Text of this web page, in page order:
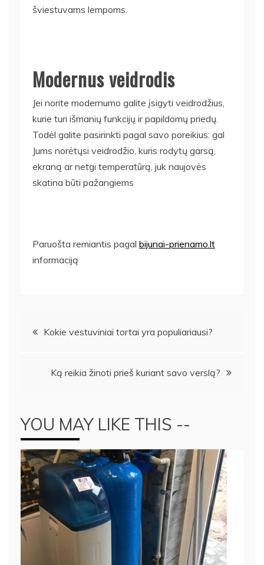
šviestuvams lempoms.
Modernus veidrodis
Jei norite modernumo galite įsigyti veidrodžius,
kurie turi išmanių funkcijų ir papildomų priedų.
Todėl galite pasirinkti pagal savo poreikius: gal
Jums norėtųsi veidrodžio, kuris rodytų garsą,
ekraną ar netgi temperatūrą, juk naujovės
skatina būti pažangiems
Paruošta remiantis pagal bijunai-prienamo.lt
informaciją
Navigacija
Kokie vestuviniai tortai yra populiariausi?
Ką reikia žinoti prieš kuriant savo verslą?
YOU MAY LIKE THIS --